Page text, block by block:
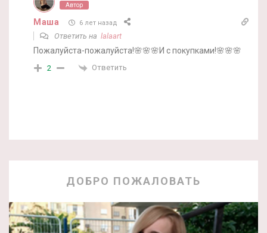
Автор
Маша 6 лет назад
Ответить на lalaart
Пожалуйста-пожалуйста!🌸🌸🌸И с покупками!🌸🌸🌸
2 Ответить
ДОБРО ПОЖАЛОВАТЬ